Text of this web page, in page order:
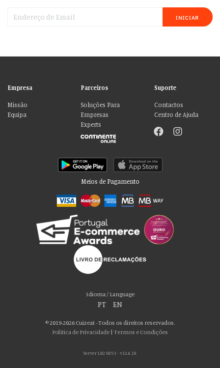
INICIAR
Empresa
Missão
Equipa
Parceiros
Soluções Para
Empresas
Experts
Suporte
Contactos
Centro de Ajuda
Meios de Pagamento
Idioma / Language
PT EN
© 2019-2026 Cuizeat - Todos os direitos reservados.
Política de Privacidade | Termos e Condições
Server LB2 SRV3 - v32.6.18
Por favor aceite as nossas deliciosas
Usamos cookies para personalizar conteúdo e anúncios, fornecer recursos
de mídia social e analisar nosso tráfego. Também compartilhamos
social, publicidade e análise, que podem combiná-lo com outras informações
que você forneceu a eles ou que coletaram do uso de seus serviços. Você